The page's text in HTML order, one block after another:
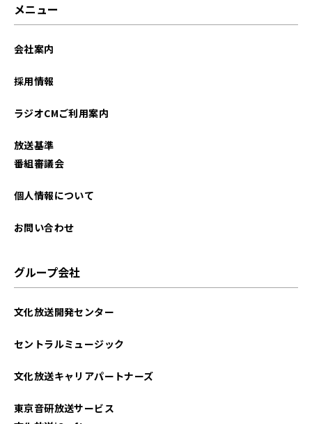
メニュー
会社案内
採用情報
ラジオCMご利用案内
放送基準
番組審議会
個人情報について
お問い合わせ
グループ会社
文化放送開発センター
セントラルミュージック
文化放送キャリアパートナーズ
東京音研放送サービス